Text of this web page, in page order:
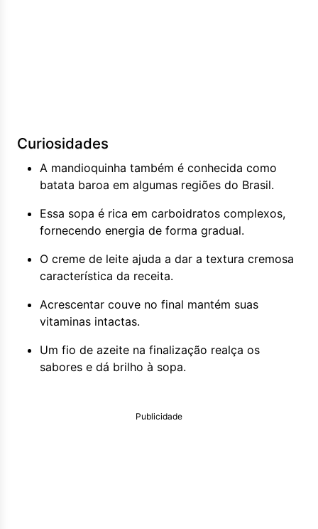
Curiosidades
A mandioquinha também é conhecida como
batata baroa em algumas regiões do Brasil.
Essa sopa é rica em carboidratos complexos,
fornecendo energia de forma gradual.
O creme de leite ajuda a dar a textura cremosa
característica da receita.
Acrescentar couve no final mantém suas
vitaminas intactas.
Um fio de azeite na finalização realça os
sabores e dá brilho à sopa.
Publicidade